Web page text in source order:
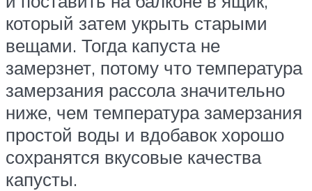
который затем укрыть старыми
вещами. Тогда капуста не
замерзнет, потому что температура
замерзания рассола значительно
ниже, чем температура замерзания
простой воды и вдобавок хорошо
сохранятся вкусовые качества
капусты.